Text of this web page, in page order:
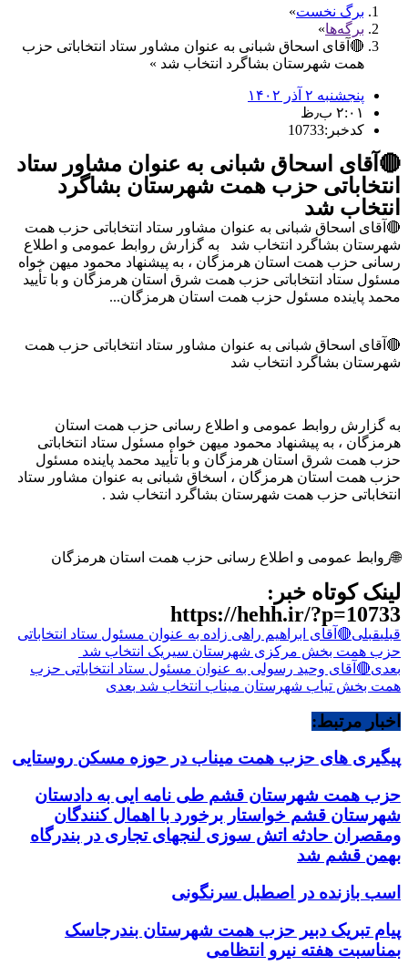
برگ نخست
برگه‌ها
🔴آقای اسحاق شبانی به عنوان مشاور ستاد انتخاباتی حزب
همت شهرستان بشاگرد انتخاب شد
پنجشنبه ۲ آذر ۱۴۰۲
۲:۰۱ ب٫ظ
کدخبر:10733
🔴آقای اسحاق شبانی به عنوان مشاور ستاد
انتخاباتی حزب همت شهرستان بشاگرد
انتخاب شد
🔴آقای اسحاق شبانی به عنوان مشاور ستاد انتخاباتی حزب همت
شهرستان بشاگرد انتخاب شد به گزارش روابط عمومی و اطلاع
رسانی حزب همت استان هرمزگان ، به پیشنهاد محمود میهن خواه
مسئول ستاد انتخاباتی حزب همت شرق استان هرمزگان و با تأیید
محمد پاینده مسئول حزب همت استان هرمزگان...
🔴آقای اسحاق شبانی به عنوان مشاور ستاد انتخاباتی حزب همت
شهرستان بشاگرد انتخاب شد
به گزارش روابط عمومی و اطلاع رسانی حزب همت استان
هرمزگان ، به پیشنهاد محمود میهن خواه مسئول ستاد انتخاباتی
حزب همت شرق استان هرمزگان و با تأیید محمد پاینده مسئول
حزب همت استان هرمزگان ، اسخاق شبانی به عنوان مشاور ستاد
انتخاباتی حزب همت شهرستان بشاگرد انتخاب شد .
🌐روابط عمومی و اطلاع رسانی حزب همت استان هرمزگان
لینک کوتاه خبر:
https://hehh.ir/?p=10733
قبلیقبلی🔴آقای ابراهیم راهی زاده به عنوان مسئول ستاد انتخاباتی
حزب همت بخش مرکزی شهرستان سیریک انتخاب شد
بعدی🔴آقای وحید رسولی به عنوان مسئول ستاد انتخاباتی حزب
همت بخش تیاب شهرستان میناب انتخاب شد بعدی
اخبار مرتبط:
پیگیری های حزب همت میناب در حوزه مسکن روستایی
حزب همت شهرستان قشم طی نامه ایی به دادستان
شهرستان قشم خواستار برخورد با اهمال کنندگان
ومقصران حادثه اتش سوزی لنجهای تجاری در بندرگاه
بهمن قشم شد
اسب بازنده در اصطبل سرنگونی
پیام تبریک دبیر حزب همت شهرستان بندرجاسک
بمناسبت هفته نیرو انتظامی